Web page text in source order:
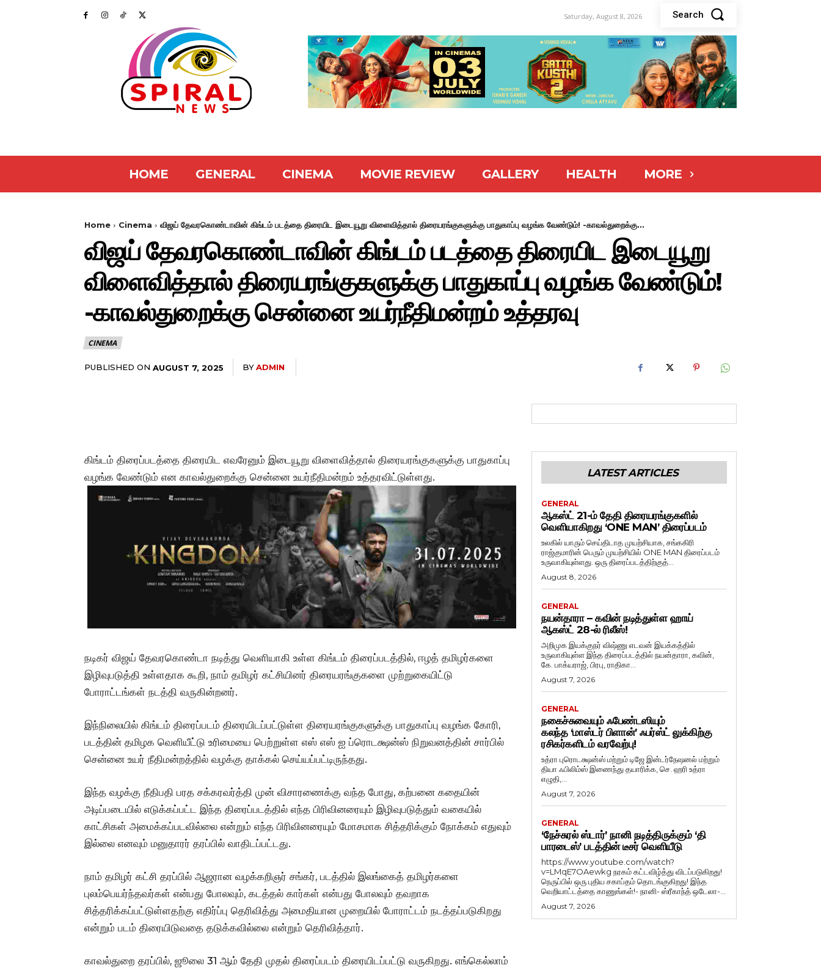
Saturday, August 8, 2026 Search
HOME GENERAL CINEMA MOVIE REVIEW GALLERY HEALTH MORE
Home Cinema விஜய் தேவரகொண்டாவின் கிங்டம் படத்தை திரையிட இடையூறு விளைவித்தால் திரையரங்குகளுக்கு பாதுகாப்பு வழங்க வேண்டும்! -காவல்துறைக்கு...
விஜய் தேவரகொண்டாவின் கிங்டம் படத்தை திரையிட இடையூறு
விளைவித்தால் திரையரங்குகளுக்கு பாதுகாப்பு வழங்க வேண்டும்!
-காவல்துறைக்கு சென்னை உயர்நீதிமன்றம் உத்தரவு
CINEMA
PUBLISHED ON AUGUST 7, 2025 BYADMIN
கிங்டம் திரைப்படத்தை திரையிட எவரேனும் இடையூறு விளைவித்தால் திரையரங்குகளுக்கு பாதுகாப்பு
வழங்க வேண்டும் என காவல்துறைக்கு சென்னை உயர்நீதிமன்றம் உத்தரவிட்டுள்ளது.
நடிகர் விஜய் தேவரகொண்டா நடித்து வெளியாகி உள்ள கிங்டம் திரைப்படத்தில், ஈழத் தமிழர்களை
இழிவுபடுத்தி உள்ளதாக கூறி, நாம் தமிழர் கட்சியினர் திரையரங்குகளை முற்றுகையிட்டு
போராட்டங்கள் நடத்தி வருகின்றனர்.
இந்நிலையில் கிங்டம் திரைப்படம் திரையிடப்பட்டுள்ள திரையரங்குகளுக்கு பாதுகாப்பு வழங்க கோரி,
படத்தின் தமிழக வெளியீட்டு உரிமையை பெற்றுள்ள எஸ் எஸ் ஐ ப்ரொடக்ஷன்ஸ் நிறுவனத்தின் சார்பில்
சென்னை உயர் நீதிமன்றத்தில் வழக்கு தாக்கல் செய்யப்பட்டிருந்தது.
இந்த வழக்கு நீதிபதி பரத சக்கரவர்த்தி முன் விசாரணைக்கு வந்த போது, கற்பனை கதையின்
அடிப்படையில் எடுக்கப்பட்ட இந்த திரைப்படத்தில் எந்த பிரிவினரையும் இழிவுபடுத்தும் வகையில்
காட்சிகள் அமைக்கப்படவில்லை என்றும் எந்த பிரிவினரையும் மோசமாக சித்தரிக்கும் நோக்கம் எதுவும்
இல்லை எனவும் மனுதாரர் தரப்பில் வாதிடப்பட்டது.
நாம் தமிழர் கட்சி தரப்பில் ஆஜரான வழக்கறிஞர் சங்கர், படத்தில் இலங்கைத் தமிழர்களை
புலம்பெயர்ந்தவர்கள் என்பது போலவும், கடத்தல் கார்கள் என்பது போலவும் தவறாக
சித்தரிக்கப்பட்டுள்ளதற்கு எதிர்ப்பு தெரிவித்து அமைதியான முறையில் போராட்டம் நடத்தப்படுகிறது
என்றும் படம் திரையிடுவதை தடுக்கவில்லை என்றும் தெரிவித்தார்.
காவல்துறை தரப்பில், ஜூலை 31 ஆம் தேதி முதல் திரைப்படம் திரையிடப்பட்டு வருகிறது. எங்கெல்லாம்
LATEST ARTICLES
GENERAL
ஆகஸ்ட் 21-ம் தேதி திரையரங்குகளில்
வெளியாகிறது ‘ONE MAN’ திரைப்படம்
உலகில் யாரும் செய்திடாத முயற்சியாக, சங்ககிரி
ராஜ்குமாரின் பெரும் முயற்சியில் ONE MAN திரைப்படம்
உருவாகியுள்ளது. ஒரு திரைப்படத்திற்குத்...
August 8, 2026
GENERAL
நயன்தாரா – கவின் நடித்துள்ள ஹாய்
ஆகஸ்ட் 28-ல் ரிலீஸ்!
அறிமுக இயக்குநர் விஷ்ணு எடவன் இயக்கத்தில்
உருவாகியுள்ள இந்த திரைப்படத்தில் நயன்தாரா, கவின்,
கே. பாக்யராஜ், பிரபு, ராதிகா...
August 7, 2026
GENERAL
நகைச்சுவையும் ஃபேண்டஸியும்
கலந்த ‘மாஸ்டர் பிளான்’ ஃபர்ஸ்ட் லுக்கிற்கு
ரசிகர்களிடம் வரவேற்பு!
உத்ரா புரொடக்ஷன்ஸ் மற்றும் டிஜே இன்டர்நேஷனல் மற்றும்
தியா ஃபிலிம்ஸ் இணைந்து தயாரிக்க, செ. ஹரி உத்ரா
எழுதி,...
August 7, 2026
GENERAL
‘நேச்சுரல் ஸ்டார்’ நானி நடித்திருக்கும் ‘தி
பாரடைஸ்’ படத்தின் டீசர் வெளியீடு
https://www.youtube.com/watch?
v=LMqE7OAewkg நரகம் கட்டவிழ்த்து விடப்படுகிறது!
நெருப்பில் ஒரு புதிய சகாப்தம் தொடங்குகிறது! இந்த
வெறியாட்டத்தை காணுங்கள்!- நானி- ஸ்ரீகாந்த் ஒடேலா-...
August 7, 2026